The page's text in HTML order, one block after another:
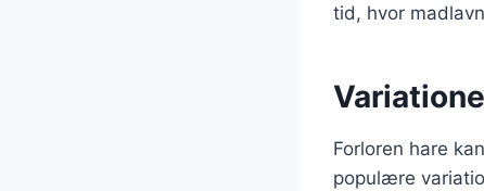
tid, hvor
Forloren hare
populære